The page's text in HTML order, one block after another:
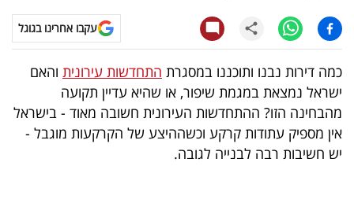
עסקי
ספורט
קריירה
ולימודים
עקבו אחרינו בגוגל
כמה דירות נבנו ותוכננו במסגרת התחדשות עירונית והאם
ישראל נמצאת במגמת שיפור, או שהיא עדיין תקועה
מהבחינה הזו? ההתחדשות העירונית חשובה מאוד - בישראל
אין מספיק עתודות קרקע וכשההיצע של הקרקעות מוגבל -
יש חשיבות רבה לבנייה לגובה.